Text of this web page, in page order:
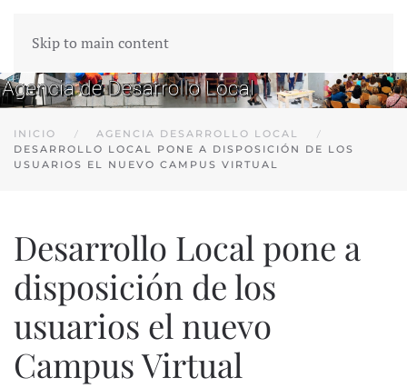
Skip to main content
INICIO
AGENCIA DESARROLLO LOCAL
DESARROLLO LOCAL PONE A DISPOSICIÓN DE LOS
USUARIOS EL NUEVO CAMPUS VIRTUAL
Desarrollo Local pone a
disposición de los
usuarios el nuevo
Campus Virtual